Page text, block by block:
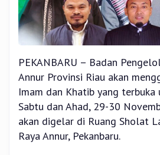
PEKANBARU – Badan
Annur Provinsi Riau akan
Imam dan Khatib yang terbuka
Sabtu dan Ahad, 29-30
akan digelar di Ruang Sholat
Raya Annur, Pekanbaru.